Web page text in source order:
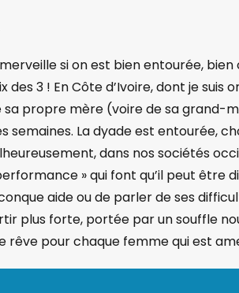
si on est bien entourée,
3 ! En Côte d’Ivoire, dont je suis
propre mère (voire de sa grand-
semaines. La dyade est entourée,
dans nos sociétés
» qui font qu’il peut être
aide ou de parler de ses
plus forte, portée par un souffle
rêve pour chaque femme qui est